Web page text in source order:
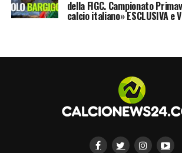
fino al post-Mondiale.
della FIGC. Campionato
calcio italiano» ESCLUSIVA e